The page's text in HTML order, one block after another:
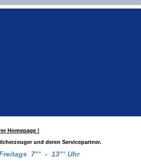
Homepage !
und deren Servicepartner.
7°° - 13°° Uhr